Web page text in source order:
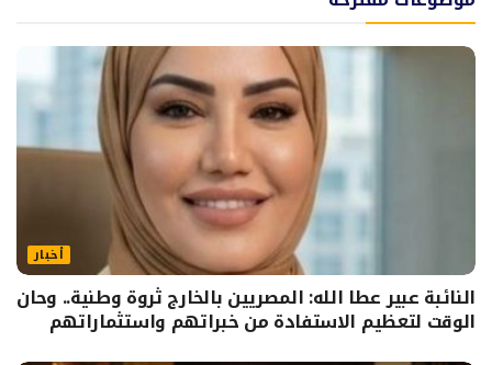
أخبار
النائبة عبير عطا الله: المصريين بالخارج ثروة وطنية.. وحان
الوقت لتعظيم الاستفادة من خبراتهم واستثماراتهم